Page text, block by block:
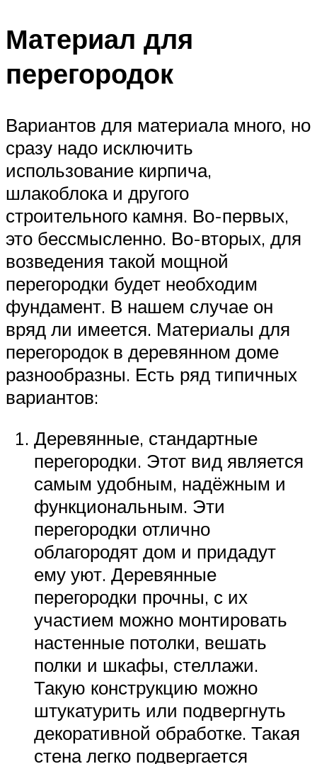
Материал для
перегородок
Вариантов для материала много, но
сразу надо исключить
использование кирпича,
шлакоблока и другого
строительного камня. Во-первых,
это бессмысленно. Во-вторых, для
возведения такой мощной
перегородки будет необходим
фундамент. В нашем случае он
вряд ли имеется. Материалы для
перегородок в деревянном доме
разнообразны. Есть ряд типичных
вариантов:
Деревянные, стандартные
перегородки. Этот вид является
самым удобным, надёжным и
функциональным. Эти
перегородки отлично
облагородят дом и придадут
ему уют. Деревянные
перегородки прочны, с их
участием можно монтировать
настенные потолки, вешать
полки и шкафы, стеллажи.
Такую конструкцию можно
штукатурить или подвергнуть
декоративной обработке. Такая
стена легко подвергается